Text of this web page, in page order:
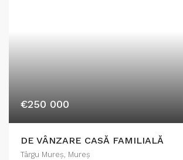
€250 000
DE VÂNZARE CASĂ FAMILIALĂ
Târgu Mureş, Mureș